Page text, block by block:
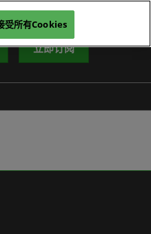
立即订阅
受所有Cookies